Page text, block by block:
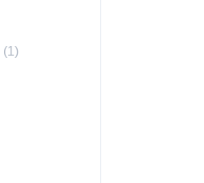
(1)